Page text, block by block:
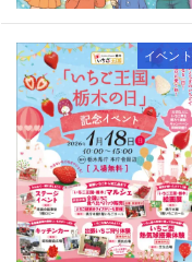
イベント